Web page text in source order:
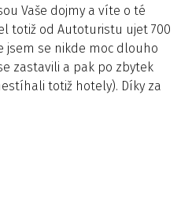
Vaše dojmy a víte o té
totiž od Autoturistu ujet 700
jsem se nikde moc dlouho
zastavili a pak po zbytek
totiž hotely). Díky za